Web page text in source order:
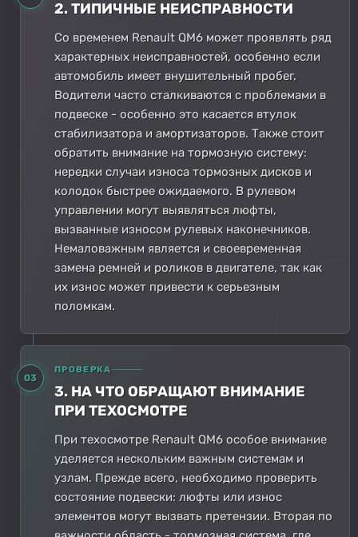
2. ТИПИЧНЫЕ НЕИСПРАВНОСТИ
Со временем Renault QM6 может проявлять ряд
характерных неисправностей, особенно если
автомобиль имеет внушительный пробег.
Водители часто сталкиваются с проблемами в
подвеске - особенно это касается втулок
стабилизатора и амортизаторов. Также стоит
обратить внимание на тормозную систему:
нередки случаи износа тормозных дисков и
колодок быстрее ожидаемого. В рулевом
управлении могут выявляться люфты,
вызванные износом рулевых наконечников.
Немаловажным является и своевременная
замена ремней и роликов в двигателе, так как
их износ может привести к серьезным
поломкам.
03
ПРОВЕРКА
3. НА ЧТО ОБРАЩАЮТ ВНИМАНИЕ
ПРИ ТЕХОСМОТРЕ
При техосмотре Renault QM6 особое внимание
уделяется нескольким важным системам и
узлам. Прежде всего, необходимо проверить
состояние подвески: люфты или износ
элементов могут вызвать претензии. Вторая по